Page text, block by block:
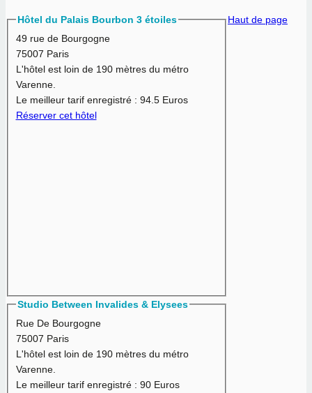
Hôtel du Palais Bourbon 3 étoiles
49 rue de Bourgogne
75007 Paris
L'hôtel est loin de 190 mètres du métro
Varenne.
Le meilleur tarif enregistré : 94.5 Euros
Réserver cet hôtel
Studio Between Invalides & Elysees
Rue De Bourgogne
75007 Paris
L'hôtel est loin de 190 mètres du métro
Varenne.
Le meilleur tarif enregistré : 90 Euros
Haut de page